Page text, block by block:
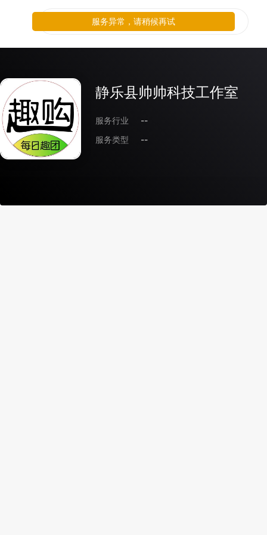
静乐县帅帅科技工作室
服务行业
--
服务类型
--
服务异常，请稍候再试